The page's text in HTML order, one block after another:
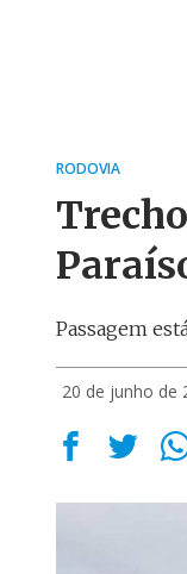
RODOVIA
Passagem
20 de junho de